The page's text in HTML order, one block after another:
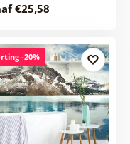
€25,58
-20%